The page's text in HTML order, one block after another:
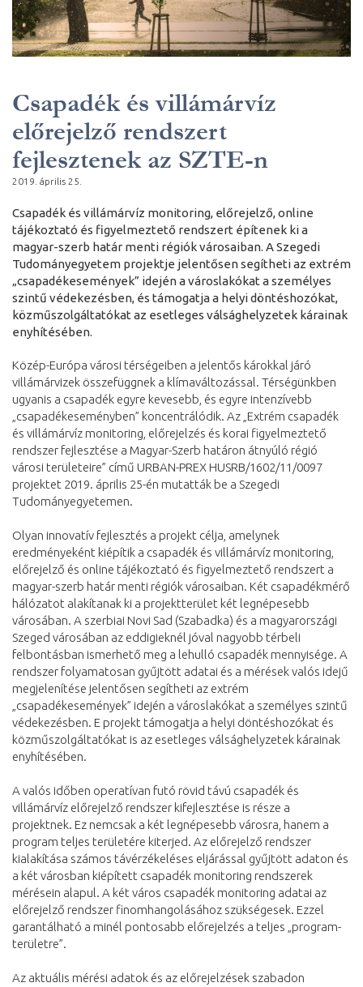
Csapadék és villámárvíz
előrejelző rendszert
fejlesztenek az SZTE-n
2019. április 25.
Csapadék és villámárvíz monitoring, előrejelző, online
tájékoztató és figyelmeztető rendszert építenek ki a
magyar-szerb határ menti régiók városaiban. A Szegedi
Tudományegyetem projektje jelentősen segítheti az extrém
„csapadékesemények” idején a városlakókat a személyes
szintű védekezésben, és támogatja a helyi döntéshozókat,
közműszolgáltatókat az esetleges válsághelyzetek kárainak
enyhítésében.
Közép-Európa városi térségeiben a jelentős károkkal járó
villámárvizek összefüggnek a klímaváltozással. Térségünkben
ugyanis a csapadék egyre kevesebb, és egyre intenzívebb
„csapadékeseményben” koncentrálódik. Az „Extrém csapadék
és villámárvíz monitoring, előrejelzés és korai figyelmeztető
rendszer fejlesztése a Magyar-Szerb határon átnyúló régió
városi területeire” című URBAN-PREX HUSRB/1602/11/0097
projektet 2019. április 25-én mutatták be a Szegedi
Tudományegyetemen.
Olyan innovatív fejlesztés a projekt célja, amelynek
eredményeként kiépítik a csapadék és villámárvíz monitoring,
előrejelző és online tájékoztató és figyelmeztető rendszert a
magyar-szerb határ menti régiók városaiban. Két csapadékmérő
hálózatot alakítanak ki a projektterület két legnépesebb
városában. A szerbiai Novi Sad (Szabadka) és a magyarországi
Szeged városában az eddigieknél jóval nagyobb térbeli
felbontásban ismerhető meg a lehulló csapadék mennyisége. A
rendszer folyamatosan gyűjtött adatai és a mérések valós idejű
megjelenítése jelentősen segítheti az extrém
„csapadékesemények” idején a városlakókat a személyes szintű
védekezésben. E projekt támogatja a helyi döntéshozókat és
közműszolgáltatókat is az esetleges válsághelyzetek kárainak
enyhítésében.
A valós időben operatívan futó rövid távú csapadék és
villámárvíz előrejelző rendszer kifejlesztése is része a
projektnek. Ez nemcsak a két legnépesebb városra, hanem a
program teljes területére kiterjed. Az előrejelző rendszer
kialakítása számos távérzékeléses eljárással gyűjtött adaton és
a két városban kiépített csapadék monitoring rendszerek
mérésein alapul. A két város csapadék monitoring adatai az
előrejelző rendszer finomhangolásához szükségesek. Ezzel
garantálható a minél pontosabb előrejelzés a teljes „program-
területre”.
Az aktuális mérési adatok és az előrejelzések szabadon